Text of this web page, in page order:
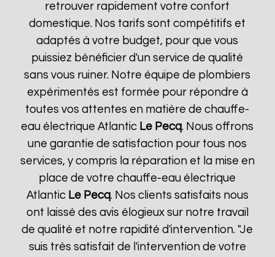
retrouver rapidement votre confort
domestique. Nos tarifs sont compétitifs et
adaptés à votre budget, pour que vous
puissiez bénéficier d'un service de qualité
sans vous ruiner. Notre équipe de plombiers
expérimentés est formée pour répondre à
toutes vos attentes en matière de chauffe-
eau électrique Atlantic Le Pecq. Nous offrons
une garantie de satisfaction pour tous nos
services, y compris la réparation et la mise en
place de votre chauffe-eau électrique
Atlantic Le Pecq. Nos clients satisfaits nous
ont laissé des avis élogieux sur notre travail
de qualité et notre rapidité d'intervention. "Je
suis très satisfait de l'intervention de votre